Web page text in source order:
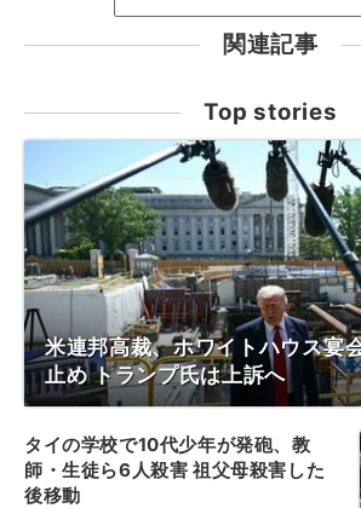
関連記事
Top stories
米連邦高裁、ホワイトハウス宴
止め トランプ氏は上訴へ
タイの学校で10代少年が発砲、教
師・生徒ら6人殺害 祖父母殺害した
後移動